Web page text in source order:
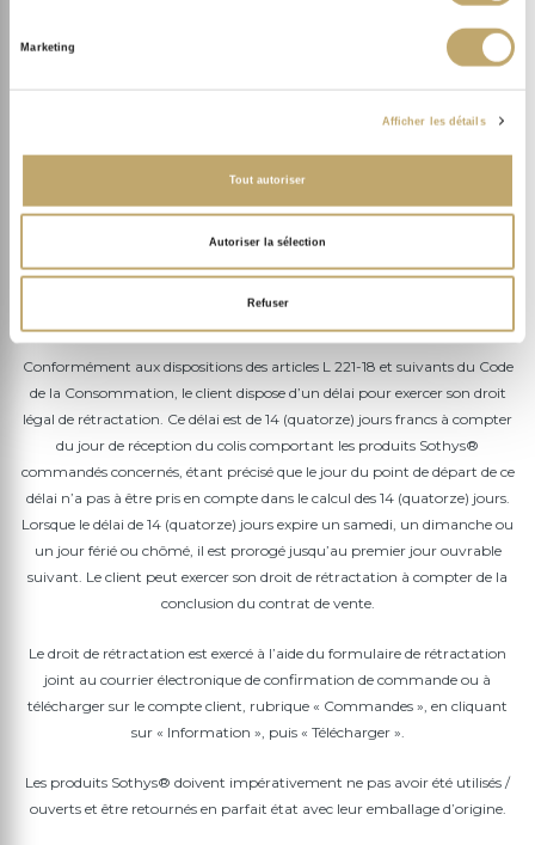
Marketing
Afficher les détails
Tout autoriser
Autoriser la sélection
Refuser
Dès lors que l’adresse de livraison a été renseignée par le client, les frais de
livraison sont indiqués tout au long de la commande, dans le bouton
correspondant au panier, ainsi qu’au moment de la validation du panier,
avant la validation définitive de la commande par le client.
Article 6.3 : Suivi de livraison
Service Clientpar téléphone ou email pour
toute question relative à sa commande.
Conformément aux dispositions des articles L 221-18 et suivants du Code
de la Consommation, le client dispose d’un délai pour exercer son droit
légal de rétractation. Ce délai est de 14 (quatorze) jours francs à compter
du jour de réception du colis comportant les produits Sothys®
commandés concernés, étant précisé que le jour du point de départ de ce
délai n’a pas à être pris en compte dans le calcul des 14 (quatorze) jours.
Lorsque le délai de 14 (quatorze) jours expire un samedi, un dimanche ou
un jour férié ou chômé, il est prorogé jusqu’au premier jour ouvrable
suivant. Le client peut exercer son droit de rétractation à compter de la
conclusion du contrat de vente.
Le droit de rétractation est exercé à l’aide du formulaire de rétractation
joint au courrier électronique de confirmation de commande ou à
télécharger sur le compte client, rubrique « Commandes », en cliquant
sur « Information », puis « Télécharger ».
Les produits Sothys® doivent impérativement ne pas avoir été utilisés /
ouverts et être retournés en parfait état avec leur emballage d’origine.